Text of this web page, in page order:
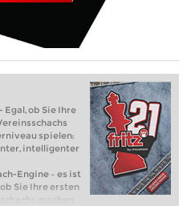
ob Sie Ihre
spielen:
intelligenter
Engine – es ist
Sie Ihre ersten
machen